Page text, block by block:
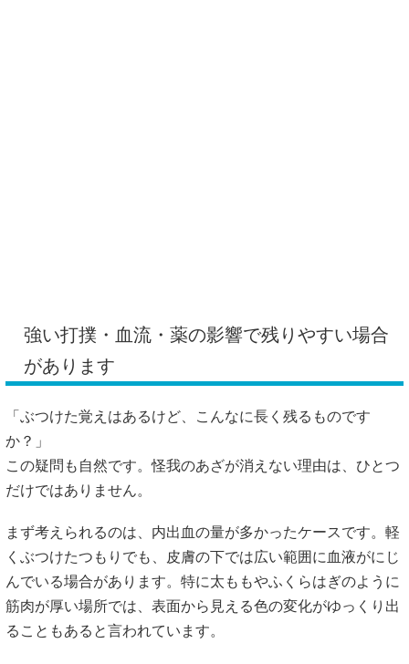
強い打撲・血流・薬の影響で残りやすい場合
があります
「ぶつけた覚えはあるけど、こんなに長く残るものです
か？」
この疑問も自然です。怪我のあざが消えない理由は、ひとつ
だけではありません。
まず考えられるのは、内出血の量が多かったケースです。軽
くぶつけたつもりでも、皮膚の下では広い範囲に血液がにじ
んでいる場合があります。特に太ももやふくらはぎのように
筋肉が厚い場所では、表面から見える色の変化がゆっくり出
ることもあると言われています。